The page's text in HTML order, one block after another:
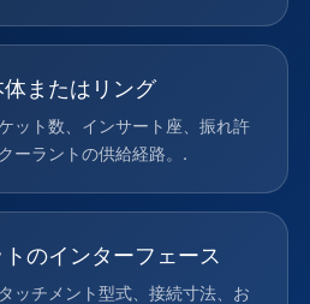
またはリング
ット数、インサート座、振れ許
ーラントの供給経路。.
のインターフェース
ッチメント型式、接続寸法、お